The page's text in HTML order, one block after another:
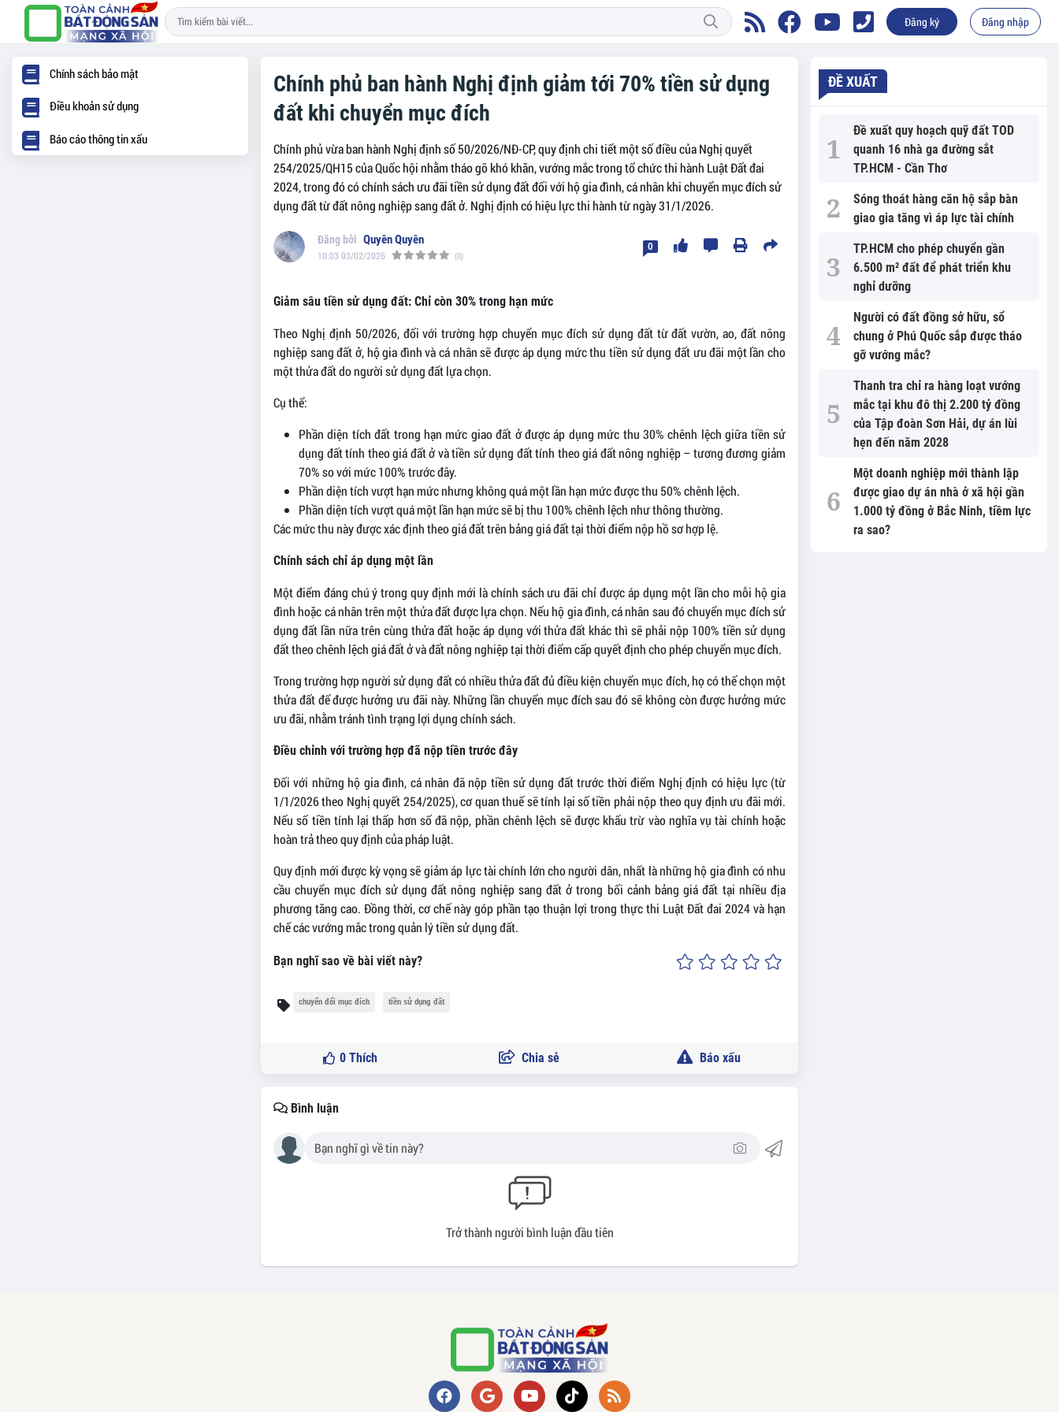
Đăng ký Đăng nhập
Chính phủ ban hành Nghị định giảm tới 70% tiền sử dụng
đất khi chuyển mục đích
Chính phủ vừa ban hành Nghị định số 50/2026/NĐ-CP, quy định chi tiết một số điều của Nghị quyết
254/2025/QH15 của Quốc hội nhằm tháo gỡ khó khăn, vướng mắc trong tổ chức thi hành Luật Đất đai
2024, trong đó có chính sách ưu đãi tiền sử dụng đất đối với hộ gia đình, cá nhân khi chuyển mục đích sử
dụng đất từ đất nông nghiệp sang đất ở. Nghị định có hiệu lực thi hành từ ngày 31/1/2026.
Quyên Quyên
10:03 03/02/2026 (0)
0
Giảm sâu tiền sử dụng đất: Chỉ còn 30% trong hạn mức
Theo Nghị định 50/2026, đối với trường hợp chuyển mục đích sử dụng đất từ đất vườn, ao, đất nông
nghiệp sang đất ở, hộ gia đình và cá nhân sẽ được áp dụng mức thu tiền sử dụng đất ưu đãi một lần cho
một thửa đất do người sử dụng đất lựa chọn.
Cụ thể:
Phần diện tích đất trong hạn mức giao đất ở được áp dụng mức thu 30% chênh lệch giữa tiền sử
dụng đất tính theo giá đất ở và tiền sử dụng đất tính theo giá đất nông nghiệp – tương đương giảm
70% so với mức 100% trước đây.
Phần diện tích vượt hạn mức nhưng không quá một lần hạn mức được thu 50% chênh lệch.
Phần diện tích vượt quá một lần hạn mức sẽ bị thu 100% chênh lệch như thông thường.
Các mức thu này được xác định theo giá đất trên bảng giá đất tại thời điểm nộp hồ sơ hợp lệ.
Chính sách chỉ áp dụng một lần
Một điểm đáng chú ý trong quy định mới là chính sách ưu đãi chỉ được áp dụng một lần cho mỗi hộ gia
đình hoặc cá nhân trên một thửa đất được lựa chọn. Nếu hộ gia đình, cá nhân sau đó chuyển mục đích sử
dụng đất lần nữa trên cùng thửa đất hoặc áp dụng với thửa đất khác thì sẽ phải nộp 100% tiền sử dụng
đất theo chênh lệch giá đất ở và đất nông nghiệp tại thời điểm cấp quyết định cho phép chuyển mục đích.
Trong trường hợp người sử dụng đất có nhiều thửa đất đủ điều kiện chuyển mục đích, họ có thể chọn một
thửa đất để được hưởng ưu đãi này. Những lần chuyển mục đích sau đó sẽ không còn được hưởng mức
ưu đãi, nhằm tránh tình trạng lợi dụng chính sách.
Điều chỉnh với trường hợp đã nộp tiền trước đây
Đối với những hộ gia đình, cá nhân đã nộp tiền sử dụng đất trước thời điểm Nghị định có hiệu lực (từ
1/1/2026 theo Nghị quyết 254/2025), cơ quan thuế sẽ tính lại số tiền phải nộp theo quy định ưu đãi mới.
Nếu số tiền tính lại thấp hơn số đã nộp, phần chênh lệch sẽ được khấu trừ vào nghĩa vụ tài chính hoặc
hoàn trả theo quy định của pháp luật.
Quy định mới được kỳ vọng sẽ giảm áp lực tài chính lớn cho người dân, nhất là những hộ gia đình có nhu
cầu chuyển mục đích sử dụng đất nông nghiệp sang đất ở trong bối cảnh bảng giá đất tại nhiều địa
phương tăng cao. Đồng thời, cơ chế này góp phần tạo thuận lợi trong thực thi Luật Đất đai 2024 và hạn
chế các vướng mắc trong quản lý tiền sử dụng đất.
Bạn nghĩ sao về bài viết này?
chuyển đổi mục đích tiền sử dụng đất
0 Thích Chia sẻ Báo xấu
Bình luận
Trở thành người bình luận đầu tiên
Chính sách bảo mật
Điều khoản sử dụng
Báo cáo thông tin xấu
ĐỀ XUẤT
Đề xuất quy hoạch quỹ đất TOD
quanh 16 nhà ga đường sắt
TP.HCM - Cần Thơ
Sóng thoát hàng căn hộ sắp bàn
giao gia tăng vì áp lực tài chính
TP.HCM cho phép chuyển gần
6.500 m² đất để phát triển khu
nghỉ dưỡng
Người có đất đồng sở hữu, sổ
chung ở Phú Quốc sắp được tháo
gỡ vướng mắc?
Thanh tra chỉ ra hàng loạt vướng
mắc tại khu đô thị 2.200 tỷ đồng
của Tập đoàn Sơn Hải, dự án lùi
hẹn đến năm 2028
Một doanh nghiệp mới thành lập
được giao dự án nhà ở xã hội gần
1.000 tỷ đồng ở Bắc Ninh, tiềm lực
ra sao?